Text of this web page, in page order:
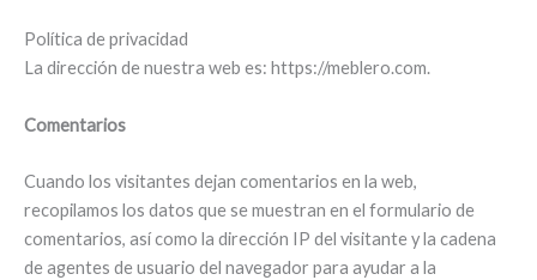
Política de privacidad
La dirección de nuestra web es: https://meblero.com.
Comentarios
Cuando los visitantes dejan comentarios en la web,
recopilamos los datos que se muestran en el formulario de
comentarios, así como la dirección IP del visitante y la cadena
de agentes de usuario del navegador para ayudar a la